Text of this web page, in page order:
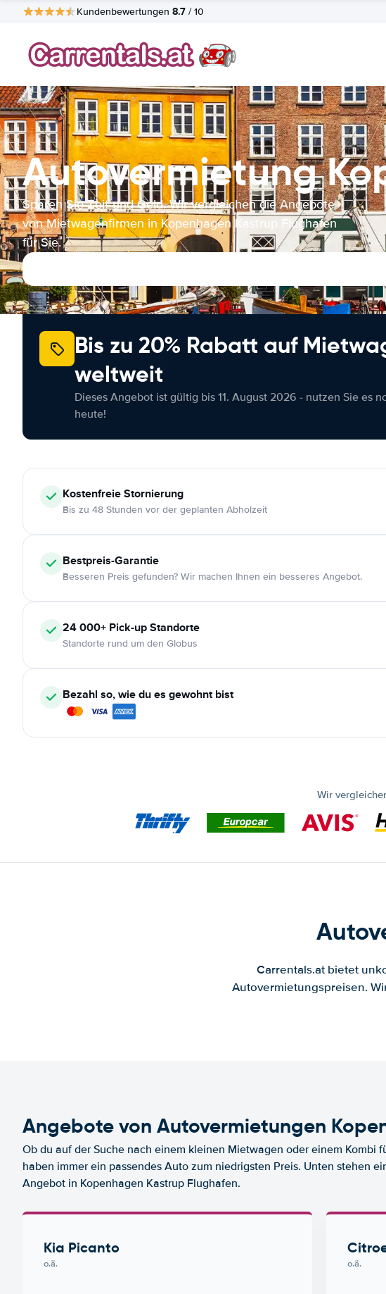
Kundenbewertungen 8.7 / 10
Autovermietung
Sparen Sie Zeit und Geld. Wir vergleichen die Angebote
von Mietwagenfirmen in Kopenhagen Kastrup Flughafen
für Sie.
Bis zu 20% Rabatt auf
weltweit
Dieses Angebot ist gültig bis 11. August 2026 - nutzen Sie es
heute!
KostenfreieStornierung
Bis zu 48 Stunden vor der geplanten Abholzeit
Bestpreis-Garantie
Besseren Preis gefunden? Wir machen Ihnen ein besseres Angebot.
24 000+ Pick-up Standorte
Standorte rund um den Globus
Bezahl so, wie du es gewohnt bist
Wir
Carrentals.at bietet
Autovermietungspreisen.
Angebote von Autovermietungen
Ob du auf der Suche nach einem kleinen Mietwagen oder einem Kombi
haben immer ein passendes Auto zum niedrigsten Preis. Unten stehen
Angebot in Kopenhagen Kastrup Flughafen.
Kia Picanto
o.ä. o.ä.